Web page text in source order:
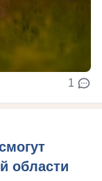
1
области